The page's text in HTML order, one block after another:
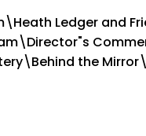
Ledger and
the